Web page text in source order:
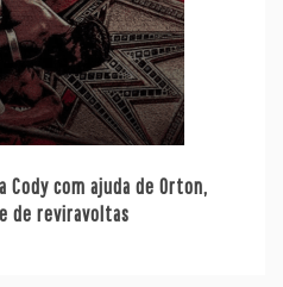
Cody com ajuda de Orton,
de reviravoltas